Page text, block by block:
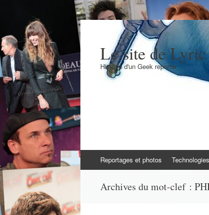
Le site de Lyric
Histoire d'un Geek reporter
au
Reportages et photos Technologies
Archives du mot-clef :